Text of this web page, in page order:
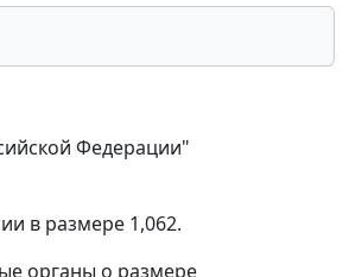
Федерации"
в размере 1,062.
органы о размере